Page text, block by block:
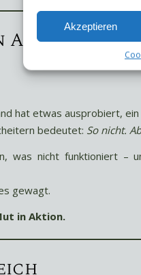
Akzeptieren
Aktion
hat etwas ausprobiert,
bedeutet: So nicht.
was nicht funktioniert –
gewagt.
in Aktion.